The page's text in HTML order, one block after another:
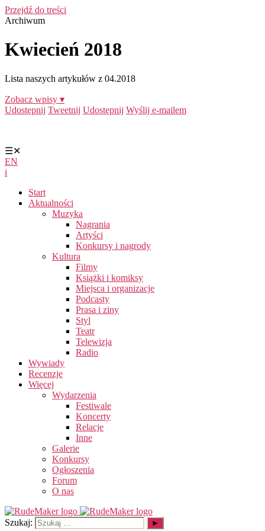
Przejdź do treści
Archiwum
Kwiecień 2018
Lista naszych artykułów z 04.2018
Zobacz wpisy ▾
Udostępnij Tweetnij Udostępnij Wyślij e-mailem
☰✕
EN
i
Start
Aktualności
Muzyka
Nagrania
Artyści
Konkursy i nagrody
Kultura
Filmy
Książki i komiksy
Miejsca i organizacje
Podcasty
Prasa i ziny
Styl
Teatr
Telewizja
Radio
Wywiady
Recenzje
Więcej
Wydarzenia
Festiwale
Koncerty
Relacje
Inne
Galerie
Konkursy
Ogłoszenia
Forum
O nas
Szukaj: